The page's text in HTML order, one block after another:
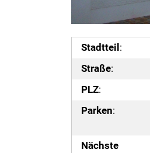
Stadtteil :
Straße:
PLZ:
Parken:
Nächste